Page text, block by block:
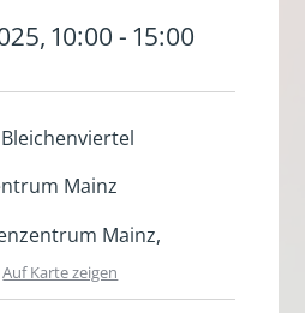
10:00 - 15:00
Mainz
Mainz,
Auf Karte zeigen